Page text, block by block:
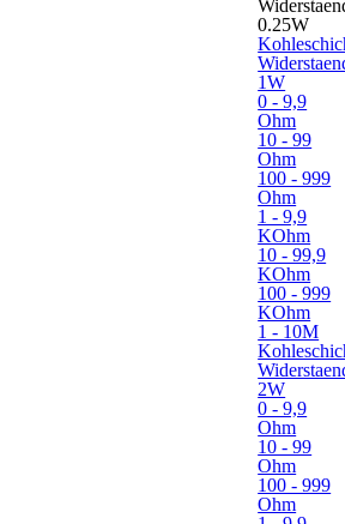
0.25W
1W
0 - 9,9
Ohm
10 - 99
Ohm
100 - 999
Ohm
1 - 9,9
KOhm
10 - 99,9
KOhm
100 - 999
KOhm
1 - 10M
2W
0 - 9,9
Ohm
10 - 99
Ohm
100 - 999
Ohm